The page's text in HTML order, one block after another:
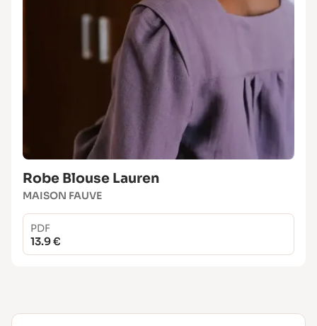
Robe Blouse Lauren
MAISON FAUVE
PDF
13.9 €